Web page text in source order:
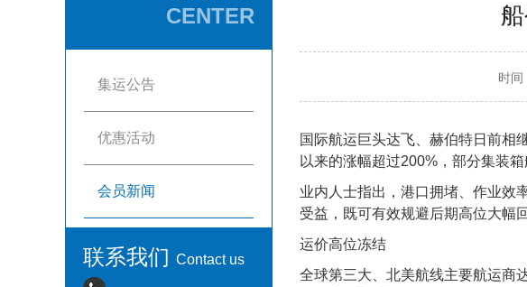
CENTER
集运公告
优惠活动
会员新闻
联系我们 Contact us
时
国际航运巨头达飞、赫伯特日前相
以来的涨幅超过200%，部分集装
业内人士指出，港口拥堵、作业效
受益，既可有效规避后期高位大幅
运价高位冻结
全球第三大、北美航线主要航运商